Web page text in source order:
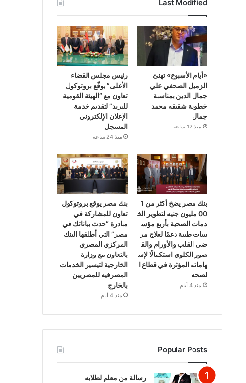
Last Modified
«أيام الأسبوع» تهنئ
الزميل الصحفي علي
جمال الدين بمناسبة
خطوبة شقيقه محمد
جمال
منذ 12 ساعة
رئيس مجلس القضاء
الأعلى” يوقّع بروتوكول
تعاون مع “الهيئة القومية
للبريد” لتقديم خدمة
الإعلان الإلكتروني
المسجل
منذ 24 ساعة
بنك مصر يضخ أكثر من 1
00 مليون جنيه لتطوير الخ
دمات الصحية بأربع مؤس
سات طبية دعمًا لعلاج مر
ضى القلب والأورام والق
صور الكلوي استكمالًا لإس
هاماته المؤثرة في قطاع ا
لصحة
منذ 4 أيام
بنك مصر يوقع بروتوكول
تعاون للمشاركة في
مبادرة “حدث بياناتك في
مصر” التي أطلقها البنك
المركزي المصري
بالتعاون مع وزارة
الخارجية لتيسير الخدمات
المصرفية للمصريين
بالخارج
منذ 4 أيام
Popular Posts
رسالة من معلم لطلابه